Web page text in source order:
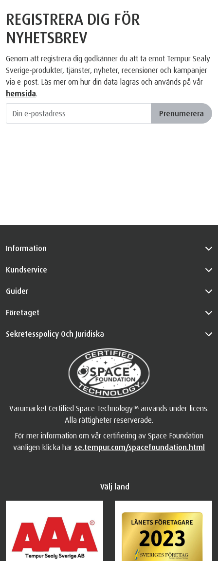
REGISTRERA DIG FÖR
NYHETSBREV
Genom att registrera dig godkänner du att ta emot Tempur Sealy
Sverige-produkter, tjänster, nyheter, recensioner och kampanjer
via e-post. Läs mer om hur din data lagras och används på vår
hemsida.
Prenumerera
Information
Kundservice
Guider
Företaget
Sekretesspolicy Och Juridiska
Varumärket Certified Space Technology™ används under licens.
Alla rättigheter reserverade.
För mer information om vår certifiering av Space Foundation
vänligen klicka här se.tempur.com/spacefoundation.html
Välj land